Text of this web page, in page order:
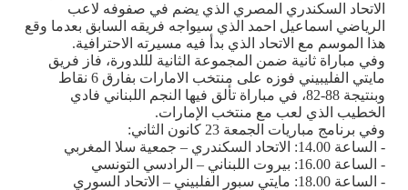
الاتحاد السكندري المصري الذي يضم في صفوفه لاعب
الرياضي اسماعيل احمد الذي سيواجه فريقه السابق بعدما وقع
هذا الموسم مع الاتحاد الذي بدأ فيه مسيرته الاحترافية.
وفي مباراة ثانية ضمن المجموعة الثانية لللدورة، فاز فريق
مايتي الفليبيني فوزه على منتخب الامارات بفارق 6 نقاط
وبنتيجة 88-82، في مباراة تألق فيها النجم اللبناني فادي
الخطيب الذي لعب مع منتخب الإمارات.
وفي برنامج مباريات الجمعة 23 كانون الثاني:
- الساعة 14.00: الاتحاد السكندري – جمعية سلا المغربي
- الساعة 16.00: بيروت اللبناني – الرادسي التونسي
- الساعة 18.00: مايتي سبور الفلبيني – الاتحاد السوري